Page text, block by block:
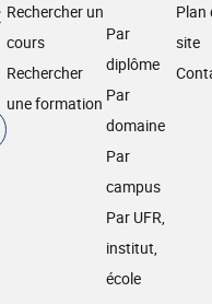
Rechercher un
cours
Rechercher
une formation
Par
diplôme
Par
domaine
Par
campus
Par UFR,
institut,
école
Plan
site